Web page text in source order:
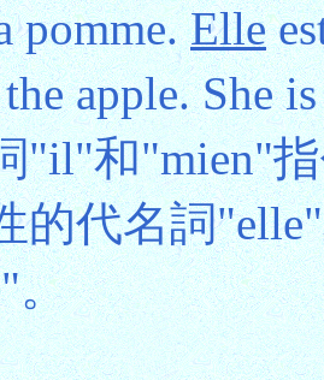
pomme.Elle
apple. She
"il"和"mien"
的代名詞
。